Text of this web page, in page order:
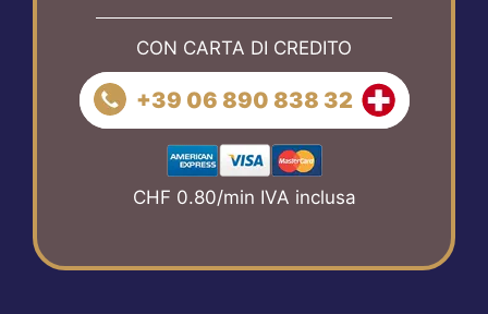
CON CARTA DI CREDITO
+39 06 890 838 32
CHF 0.80/min IVA inclusa